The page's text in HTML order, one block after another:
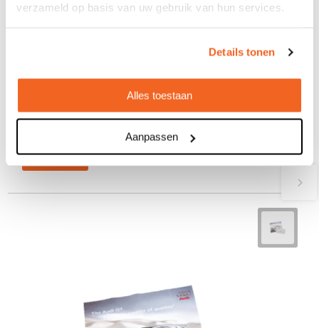
verzameld op basis van uw gebruik van hun services.
Details tonen
Alles toestaan
Aanpassen
Bedrukt geleverd in: 12 werkdag(en)
Onbedrukt geleverd in: 12 werkdag(en)
Bekijken